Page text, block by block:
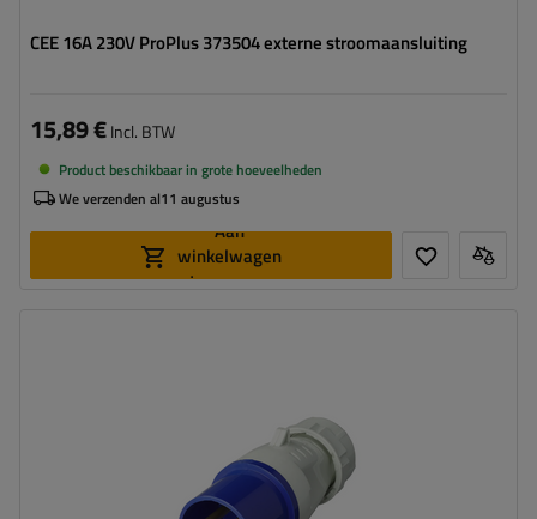
CEE 16A 230V ProPlus 373504 externe stroomaansluiting
15,89 €Incl. BTW
Product beschikbaar in grote hoeveelheden
We verzenden al11 augustus
Aan
winkelwagen
toevoegen